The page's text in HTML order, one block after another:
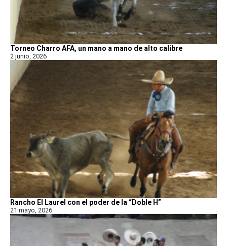
Torneo Charro AFA, un mano a mano de alto calibre
2 junio, 2026
Rancho El Laurel con el poder de la “Doble H”
21 mayo, 2026